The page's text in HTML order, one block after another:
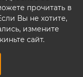
защищены
прочитать в
Вы не хотите,
измените
сайт.